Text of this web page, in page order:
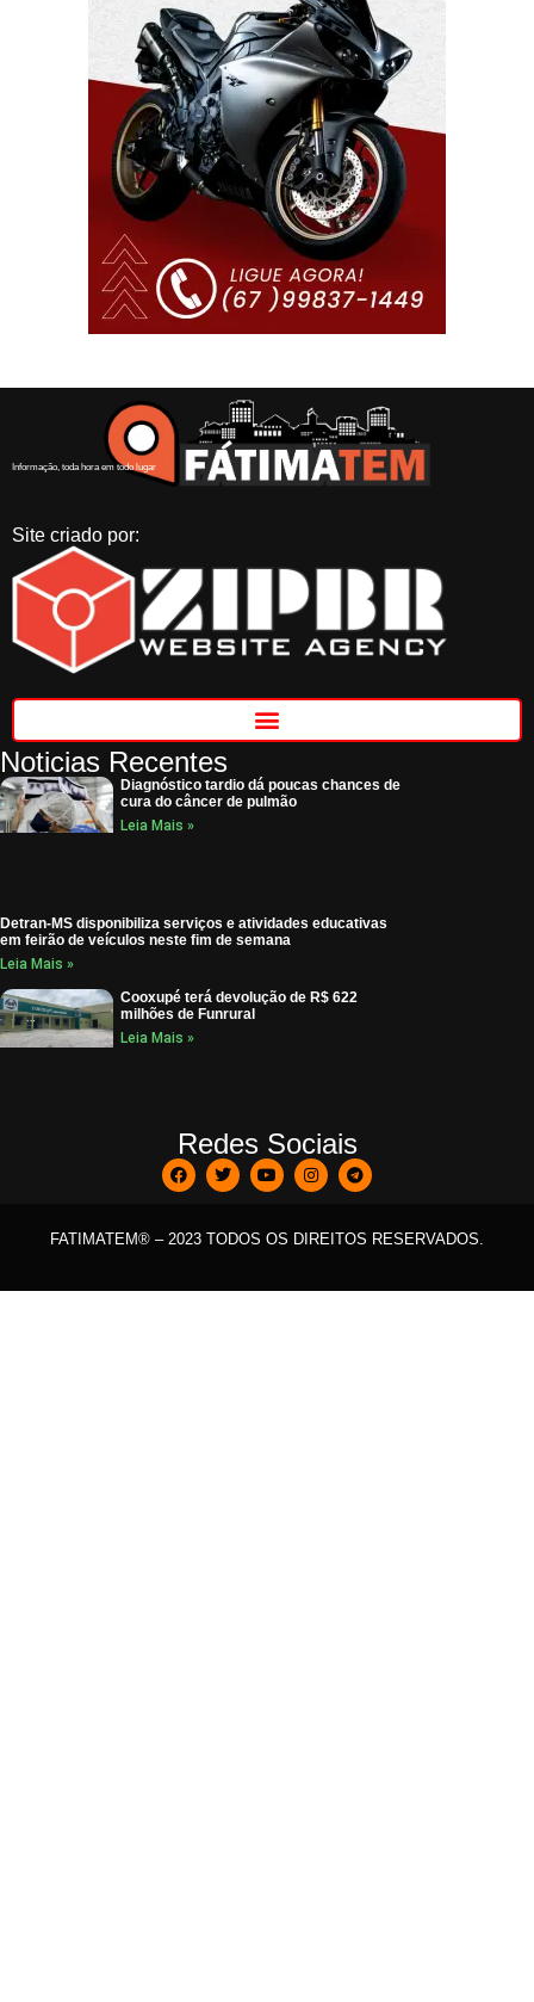
Informação, toda hora em todo lugar
Site criado por:
Noticias Recentes
Diagnóstico tardio dá poucas chances de
cura do câncer de pulmão
Leia Mais »
Detran-MS disponibiliza serviços e atividades educativas
em feirão de veículos neste fim de semana
Leia Mais »
Cooxupé terá devolução de R$ 622
milhões de Funrural
Leia Mais »
Redes Sociais
FATIMATEM® – 2023 TODOS OS DIREITOS RESERVADOS.